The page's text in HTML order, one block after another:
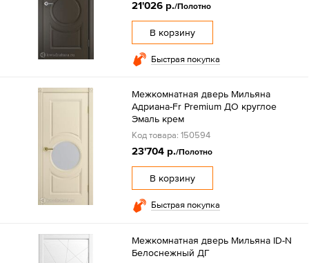
21'026 р./Полотно
В корзину
Быстрая покупка
Межкомнатная дверь Мильяна
Адриана-Fr Premium ДО круглое
Эмаль крем
Код товара: 150594
23'704 р./Полотно
В корзину
Быстрая покупка
Межкомнатная дверь Мильяна ID-N
Белоснежный ДГ